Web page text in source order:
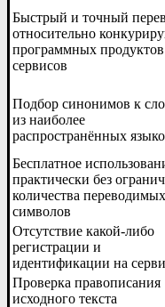
Быстрый и точный
относительно
программных
сервисов
Подбор синонимов к
из наиболее
распространённых
Бесплатное
практически без
количества переводимых
символов
Отсутствие какой-либо
регистрации и
идентификации на
Проверка правописания
исходного текста